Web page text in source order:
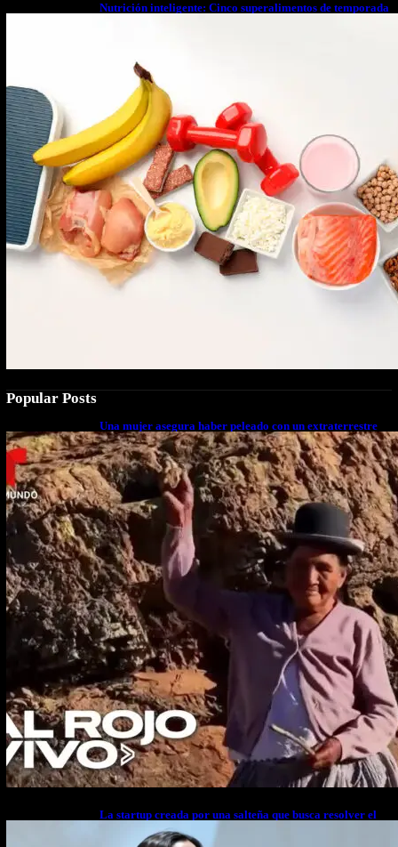
Nutrición inteligente: Cinco superalimentos de temporada
Popular Posts
Una mujer asegura haber peleado con un extraterrestre
cuerpo a cuerpo
La startup creada por una salteña que busca resolver el
estrés financiero en Latinoamérica